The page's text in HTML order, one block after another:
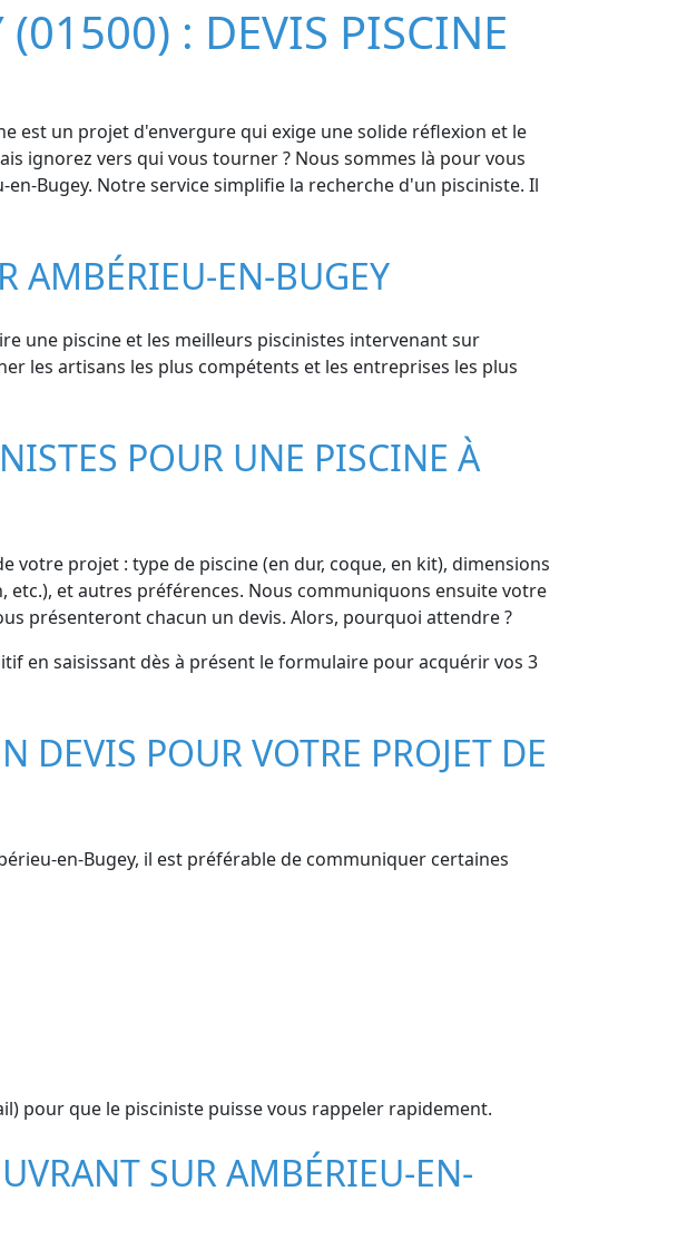
: DEVIS PISCINE
est un projet d'envergure qui exige une solide réflexion et le
ignorez vers qui vous tourner ? Nous sommes là pour vous
Bugey. Notre service simplifie la recherche d'un pisciniste. Il
AMBÉRIEU-EN-BUGEY
une piscine et les meilleurs piscinistes intervenant sur
les artisans les plus compétents et les entreprises les plus
POUR UNE PISCINE À
votre projet : type de piscine (en dur, coque, en kit), dimensions
et autres préférences. Nous communiquons ensuite votre
présenteront chacun un devis. Alors, pourquoi attendre ?
en saisissant dès à présent le formulaire pour acquérir vos 3
DEVIS POUR VOTRE PROJET DE
en-Bugey, il est préférable de communiquer certaines
pour que le pisciniste puisse vous rappeler rapidement.
SUR AMBÉRIEU-EN-